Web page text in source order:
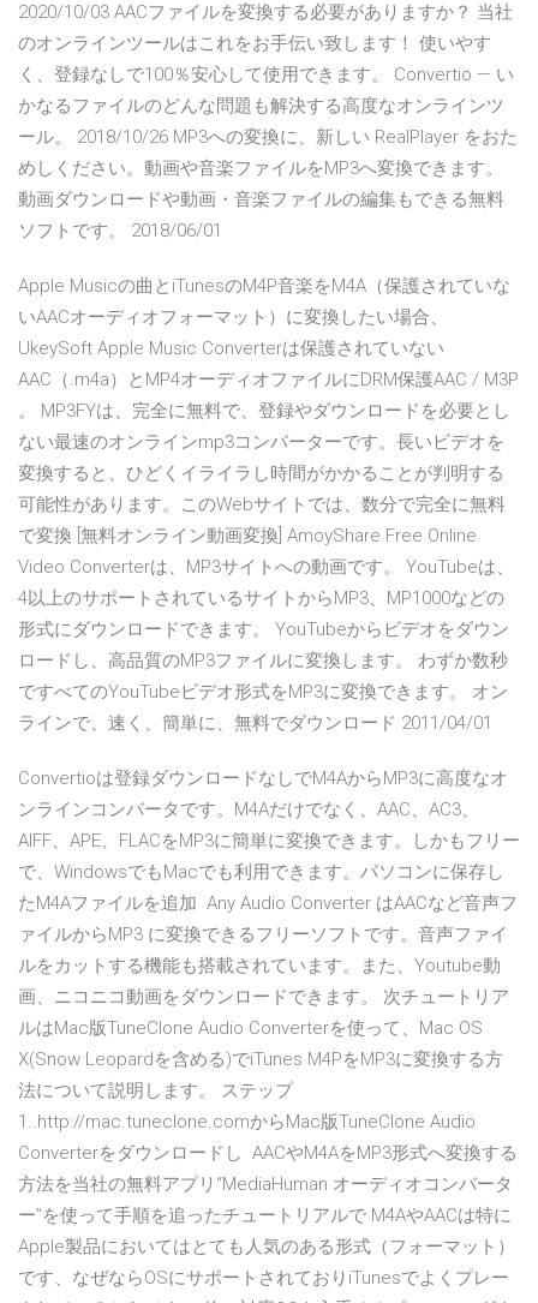
2020/10/03 AACファイルを変換する必要がありますか？ 当社
のオンラインツールはこれをお手伝い致します！ 使いやす
く、登録なしで100％安心して使用できます。 Convertio — い
かなるファイルのどんな問題も解決する高度なオンラインツ
ール。 2018/10/26 MP3への変換に、新しい RealPlayer をおた
めしください。動画や音楽ファイルをMP3へ変換できます。
動画ダウンロードや動画・音楽ファイルの編集もできる無料
ソフトです。 2018/06/01
Apple Musicの曲とiTunesのM4P音楽をM4A（保護されていな
いAACオーディオフォーマット）に変換したい場合、
UkeySoft Apple Music Converterは保護されていない
AAC（.m4a）とMP4オーディオファイルにDRM保護AAC / M3P
。 MP3FYは、完全に無料で、登録やダウンロードを必要とし
ない最速のオンラインmp3コンバーターです。長いビデオを
変換すると、ひどくイライラし時間がかかることが判明する
可能性があります。このWebサイトでは、数分で完全に無料
で変換 [無料オンライン動画変換] AmoyShare Free Online
Video Converterは、MP3サイトへの動画です。 YouTubeは、
4以上のサポートされているサイトからMP3、MP1000などの
形式にダウンロードできます。 YouTubeからビデオをダウン
ロードし、高品質のMP3ファイルに変換します。 わずか数秒
ですべてのYouTubeビデオ形式をMP3に変換できます。 オン
ラインで、速く、簡単に、無料でダウンロード 2011/04/01
Convertioは登録ダウンロードなしでM4AからMP3に高度なオ
ンラインコンバータです。M4Aだけでなく、AAC、AC3、
AIFF、APE、FLACをMP3に簡単に変換できます。しかもフリー
で、WindowsでもMacでも利用できます。パソコンに保存し
たM4Aファイルを追加 Any Audio Converter はAACなど音声フ
ァイルからMP3 に変換できるフリーソフトです。音声ファイ
ルをカットする機能も搭載されています。また、Youtube動
画、ニコニコ動画をダウンロードできます。 次チュートリア
ルはMac版TuneClone Audio Converterを使って、Mac OS
X(Snow Leopardを含める)でiTunes M4PをMP3に変換する方
法について説明します。 ステップ
1..http://mac.tuneclone.comからMac版TuneClone Audio
Converterをダウンロードし AACやM4AをMP3形式へ変換する
方法を当社の無料アプリ“MediaHuman オーディオコンバータ
ー”を使って手順を追ったチュートリアルで M4AやAACは特に
Apple製品においてはとても人気のある形式（フォーマット）
です、なぜならOSにサポートされておりiTunesでよくプレー